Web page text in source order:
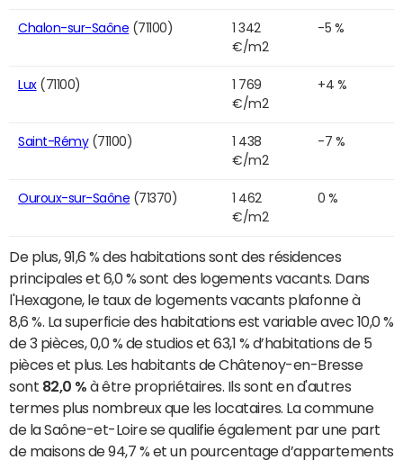
Chalon-sur-Saône (71100)
1 342
€/m2
-5 %
Lux(71100)
1 769
€/m2
+4 %
Saint-Rémy(71100)
1 438
€/m2
-7 %
Ouroux-sur-Saône (71370)
1 462
€/m2
0 %
De plus, 91,6 % des habitations sont des résidences
principales et 6,0 % sont des logements vacants. Dans
l'Hexagone, le taux de logements vacants plafonne à
8,6 %. La superficie des habitations est variable avec 10,0 %
de 3 pièces, 0,0 % de studios et 63,1 % d’habitations de 5
pièces et plus. Les habitants de Châtenoy-en-Bresse
sont 82,0 % à être propriétaires. Ils sont en d'autres
termes plus nombreux que les locataires. La commune
de la Saône-et-Loire se qualifie également par une part
de maisons de 94,7 % et un pourcentage d’appartements